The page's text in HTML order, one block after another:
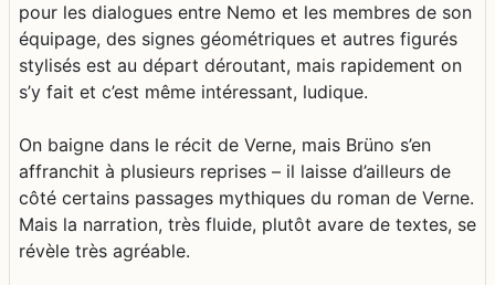
pour les dialogues entre Nemo et les membres de son
équipage, des signes géométriques et autres figurés
stylisés est au départ déroutant, mais rapidement on
s’y fait et c’est même intéressant, ludique.
On baigne dans le récit de Verne, mais Brüno s’en
affranchit à plusieurs reprises – il laisse d’ailleurs de
côté certains passages mythiques du roman de Verne.
Mais la narration, très fluide, plutôt avare de textes, se
révèle très agréable.